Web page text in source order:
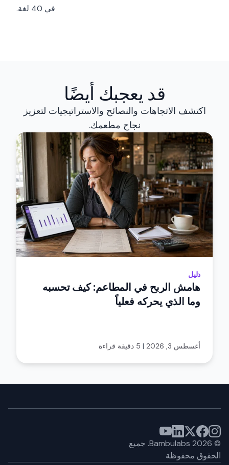
في 40 لغة.
قد يعجبك أيضًا
اكتشف الاتجاهات والنصائح والاستراتيجيات لتعزيز
نجاح مطعمك.
دليل
هامش الربح في المطاعم: كيف تحسبه
وما الذي يحركه فعلياً
أغسطس 3, 2026 | 5 دقيقة قراءة
©
2026
جميع
الحقوق محفوظة